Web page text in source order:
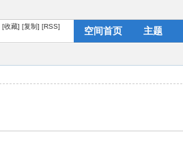
[收藏] [复制] [RSS] 空间首页 主题